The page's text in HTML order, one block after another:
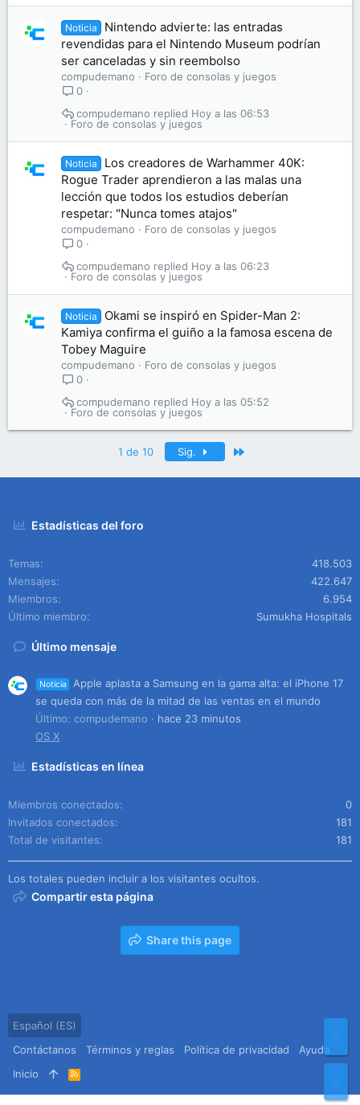
Noticia
Nintendo advierte: las entradas
revendidas para el Nintendo Museum podrían
ser canceladas y sin reembolso
compudemano
Foro de consolas y juegos
0
Foro de consolas y juegos
Hoy a las 06:53
compudemano
Noticia
Los creadores de Warhammer 40K:
Rogue Trader aprendieron a las malas una
lección que todos los estudios deberían
respetar: "Nunca tomes atajos"
compudemano
Foro de consolas y juegos
0
Foro de consolas y juegos
Hoy a las 06:23
compudemano
Noticia
Okami se inspiró en Spider-Man 2:
Kamiya confirma el guiño a la famosa escena de
Tobey Maguire
compudemano
Foro de consolas y juegos
0
Foro de consolas y juegos
Hoy a las 05:52
compudemano
1 de 10 Sig.
Estadísticas del foro
Temas
418.503
Mensajes
422.647
Miembros
6.954
Último miembro
Sumukha Hospitals
Último mensaje
Noticia
Apple aplasta a Samsung en la gama alta: el iPhone 17
se queda con más de la mitad de las ventas en el mundo
Último: compudemano
hace 23 minutos
OS X
Estadísticas en línea
Miembros conectados
0
Invitados conectados
181
Total de visitantes
181
Los totales pueden incluir a los visitantes ocultos.
Compartir esta página
Share this page
Español (ES)
Contáctanos
Términos y reglas Política de privacidad
Ayuda
Inicio
R
S
S